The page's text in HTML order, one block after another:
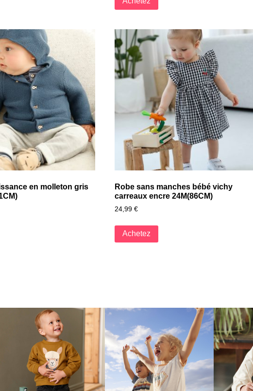
en molleton gris
Robe sans manches bébé vichy
carreaux encre 24M(86CM)
24,99 €
Achetez